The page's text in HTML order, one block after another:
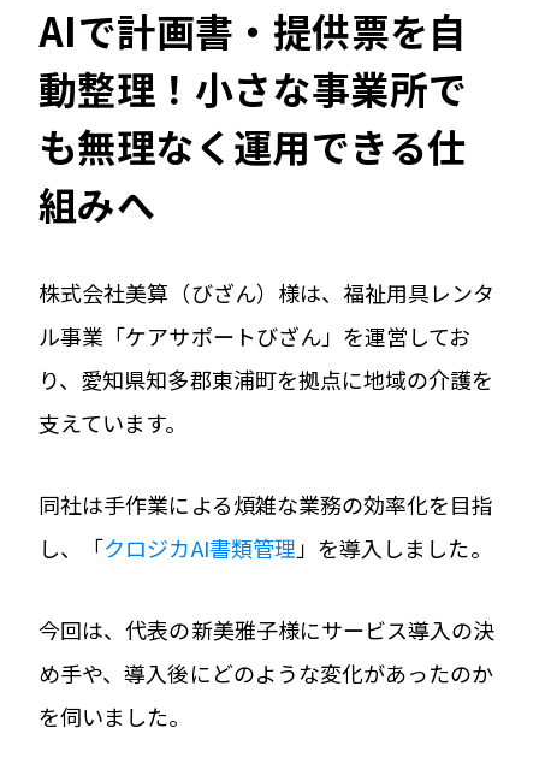
AIで計画書・提供票を自
動整理！小さな事業所で
も無理なく運用できる仕
組みへ
株式会社美算（びざん）様は、福祉用具レンタ
ル事業「ケアサポートびざん」を運営してお
り、愛知県知多郡東浦町を拠点に地域の介護を
支えています。
同社は手作業による煩雑な業務の効率化を目指
し、「クロジカAI書類管理 」を導入しました。
今回は、代表の新美雅子様にサービス導入の決
め手や、導入後にどのような変化があったのか
を伺いました。